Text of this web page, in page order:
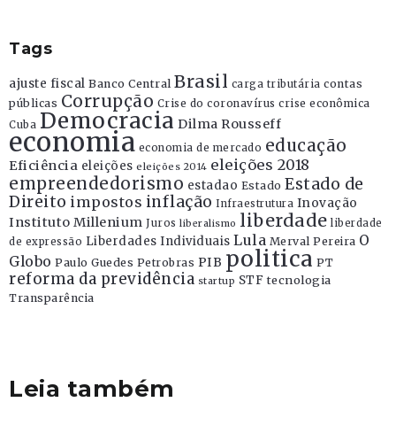
Tags
ajuste fiscal Banco Central Brasil carga tributária contas
públicas Corrupção Crise do coronavírus crise econômica
Cuba Democracia Dilma Rousseff
economia economia de mercado educação
Eficiência eleições eleições 2014 eleições 2018
empreendedorismo estadao Estado Estado de
Direito impostos inflação Infraestrutura Inovação
Instituto Millenium Juros liberalismo liberdade liberdade
de expressão Liberdades Individuais Lula Merval Pereira O
Globo Paulo Guedes Petrobras PIB politica PT
reforma da previdência startup STF tecnologia
Transparência
Leia também